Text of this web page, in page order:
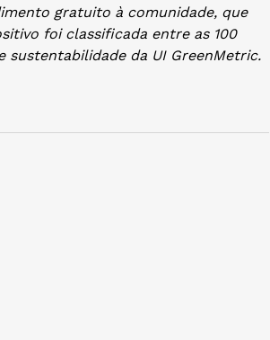
gratuito à comunidade, que
foi classificada entre as 100
sustentabilidade da UI GreenMetric.